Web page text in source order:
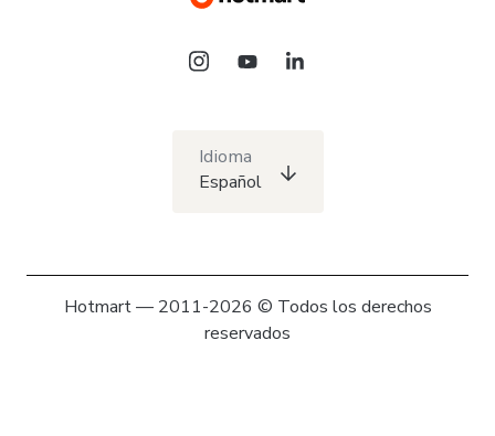
Idioma
Español
Hotmart — 2011-2026 © Todos los derechos
reservados